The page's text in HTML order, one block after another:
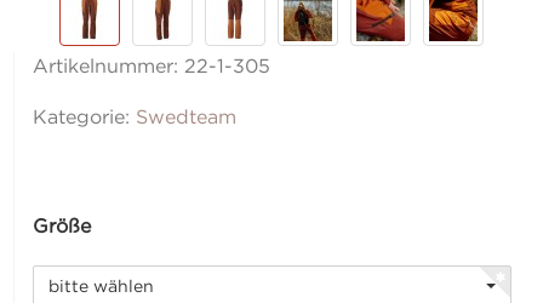
Artikelnummer: 22-1-305
Kategorie: Swedteam
Größe
bitte wählen